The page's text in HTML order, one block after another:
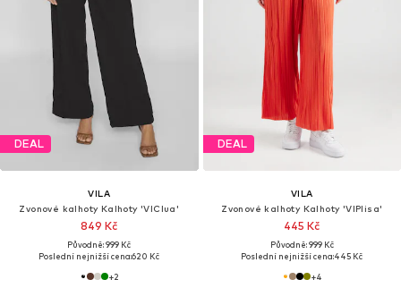
DEAL
VILA
Zvonové kalhoty Kalhoty 'VIClua'
849 Kč
Původně: 999 Kč
Poslední nejnižší cena:620 Kč
+2
DEAL
VILA
Zvonové kalhoty Kalhoty 'VIPlisa'
445 Kč
Původně: 999 Kč
Poslední nejnižší cena:445 Kč
+4